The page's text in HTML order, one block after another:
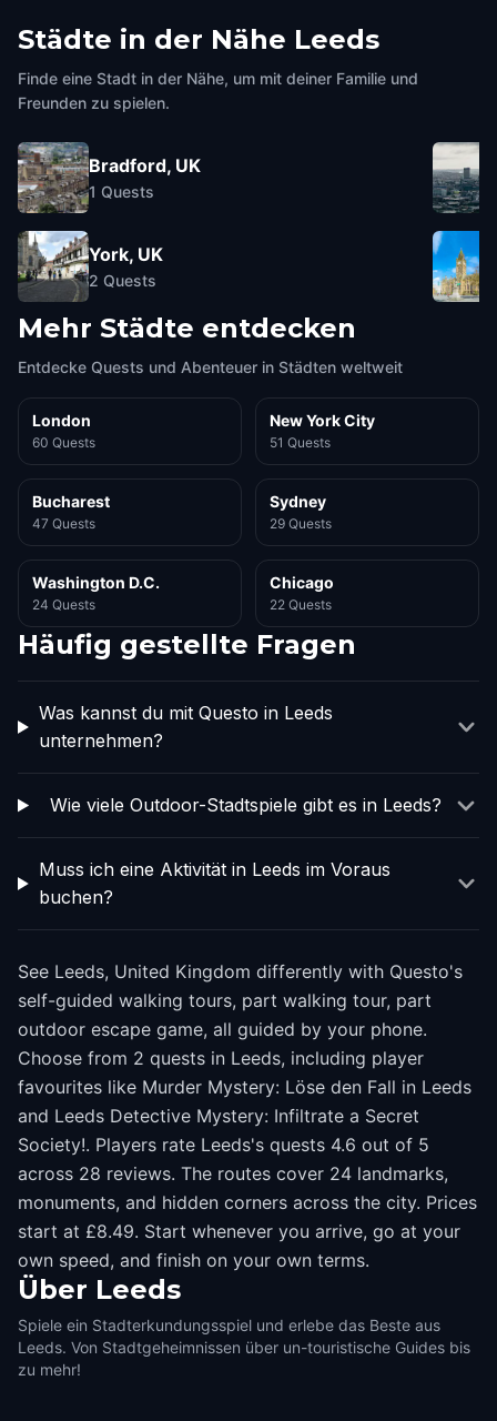
Städte in der Nähe Leeds
Finde eine Stadt in der Nähe, um mit deiner Familie und
Freunden zu spielen.
Bradford, UK
1 Quests
York, UK
2 Quests
Mehr Städte entdecken
Entdecke Quests und Abenteuer in Städten weltweit
London
60 Quests
New York City
51 Quests
Bucharest
47 Quests
Sydney
29 Quests
Washington D.C.
24 Quests
Chicago
22 Quests
Häufig gestellte Fragen
Was kannst du mit Questo in Leeds
unternehmen?
Wie viele Outdoor-Stadtspiele gibt es in Leeds?
Muss ich eine Aktivität in Leeds im Voraus
buchen?
See Leeds, United Kingdom differently with Questo's
self-guided walking tours, part walking tour, part
outdoor escape game, all guided by your phone.
Choose from 2 quests in Leeds, including player
favourites like Murder Mystery: Löse den Fall in Leeds
and Leeds Detective Mystery: Infiltrate a Secret
Society!. Players rate Leeds's quests 4.6 out of 5
across 28 reviews. The routes cover 24 landmarks,
monuments, and hidden corners across the city. Prices
start at £8.49. Start whenever you arrive, go at your
own speed, and finish on your own terms.
Über Leeds
Spiele ein Stadterkundungsspiel und erlebe das Beste aus
Leeds. Von Stadtgeheimnissen über un-touristische Guides bis
zu mehr!